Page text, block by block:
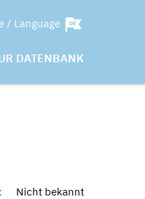
/ Language
DATENBANK
Nicht bekannt